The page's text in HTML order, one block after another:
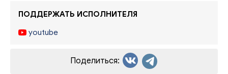
ПОДДЕРЖАТЬ ИСПОЛНИТЕЛЯ
youtube
Поделиться: